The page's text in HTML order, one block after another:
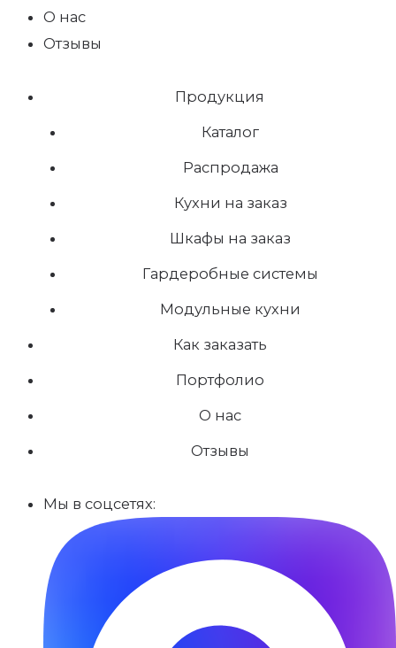
О нас
Отзывы
Продукция
Каталог
Распродажа
Кухни на заказ
Шкафы на заказ
Гардеробные системы
Модульные кухни
Как заказать
Портфолио
О нас
Отзывы
Мы в соцсетях: